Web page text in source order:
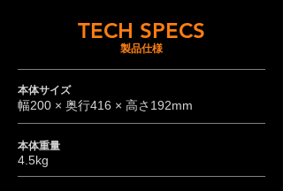
TECH SPECS
製品仕様
本体サイズ
幅200 × 奥行416 × 高さ192mm
本体重量
4.5kg